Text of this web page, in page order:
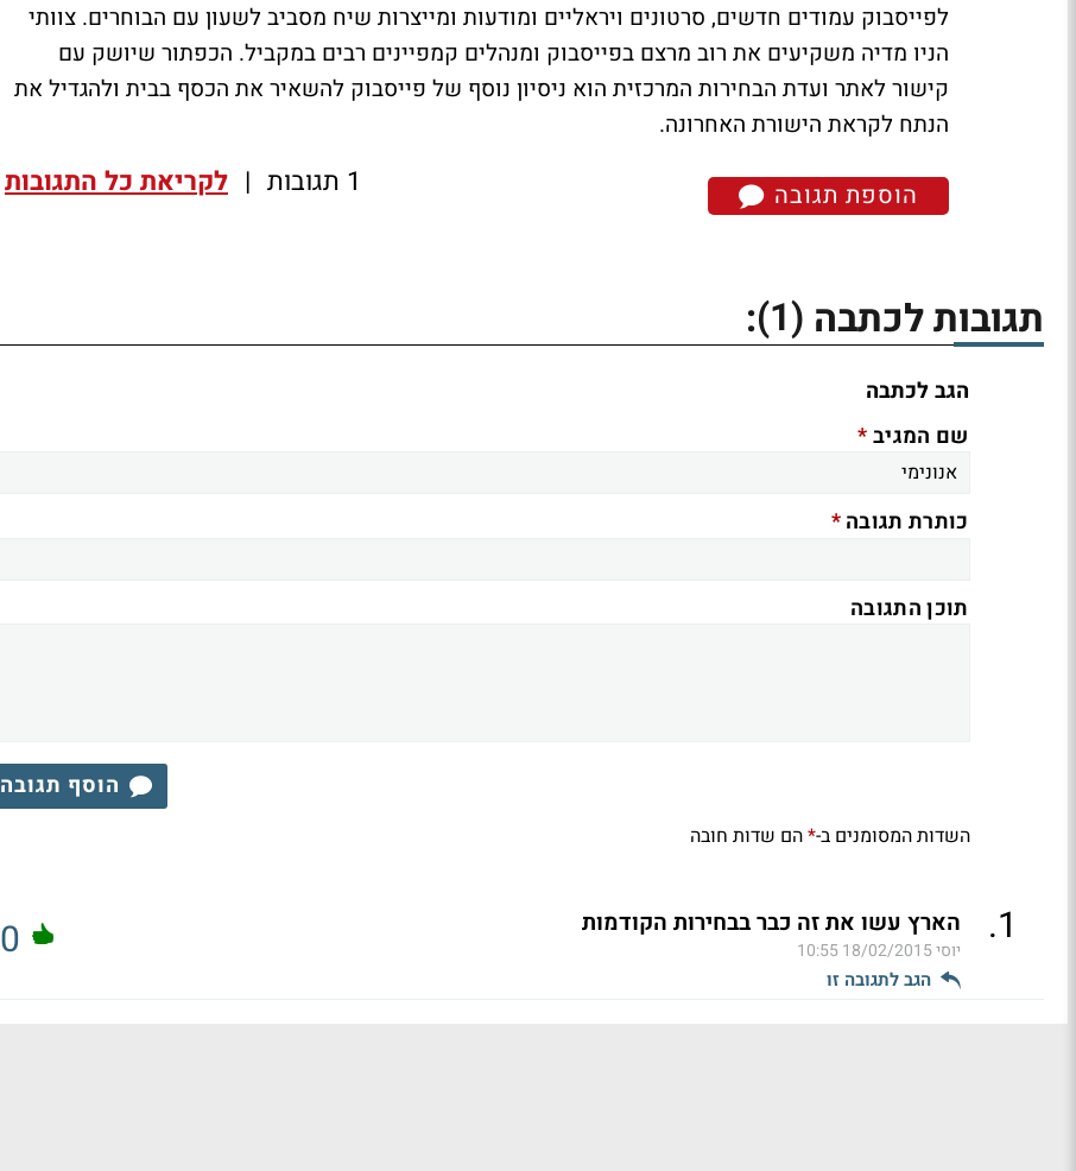
לפייסבוק עמודים חדשים, סרטונים ויראליים ומודעות ומייצרות שיח מסביב לשעון עם הבוחרים. צוותי
הניו מדיה משקיעים את רוב מרצם בפייסבוק ומנהלים קמפיינים רבים במקביל. הכפתור שיושק עם
קישור לאתר ועדת הבחירות המרכזית הוא ניסיון נוסף של פייסבוק להשאיר את הכסף בבית ולהגדיל את
הנתח לקראת הישורת האחרונה.
הוספת תגובה 1 תגובות | לקריאת כל התגובות
תגובות לכתבה (1)
:
הגב לכתבה
שם המגיב*
כותרת תגובה*
תוכן התגובה
הוסף תגובה
השדות המסומנים ב-*הם שדות חובה
1
. הארץ עשו את זה כבר בבחירות הקודמות
יוסי18/02/2015 10:55
הגב לתגובה זו
0